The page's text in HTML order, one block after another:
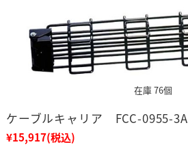
在庫 76個
ケーブルキャリア FCC-0955-3A
¥15,917(税込)